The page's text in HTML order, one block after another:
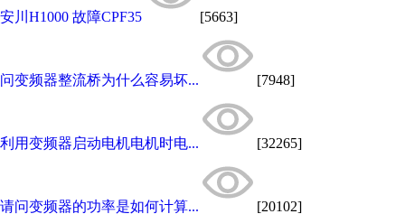
安川H1000 故障CPF35 [5663]
问变频器整流桥为什么容易坏... [7948]
利用变频器启动电机电机时电... [32265]
请问变频器的功率是如何计算... [20102]